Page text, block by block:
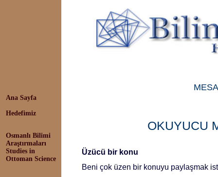
Ana Sayfa
Hedefimiz
Osmanlı Bilimi
Araştırmaları
Studies in
Ottoman Science
OKUYUCU
Üzücü bir konu
Beni çok üzen bir konuyu paylaşmak